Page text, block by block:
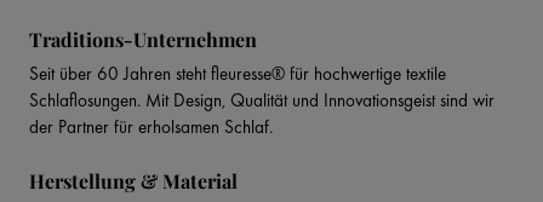
Traditions-Unternehmen
Seit über 60 Jahren steht fleuresse® für hochwertige textile
Schlaflosungen. Mit Design, Qualität und Innovationsgeist sind wir
der Partner für erholsamen Schlaf.
Herstellung & Material